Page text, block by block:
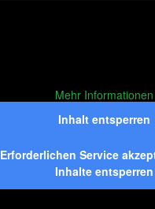
Mehr Informationen
Inhalt entsperren
Erforderlichen Service
Inhalte entsperren